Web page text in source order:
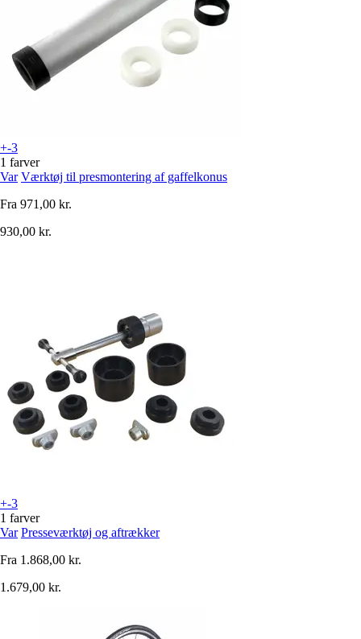
+-3
1 farver
Var Værktøj til presmontering af gaffelkonus
Fra 971,00 kr.
930,00 kr.
+-3
1 farver
Var Presseværktøj og aftrækker
Fra 1.868,00 kr.
1.679,00 kr.